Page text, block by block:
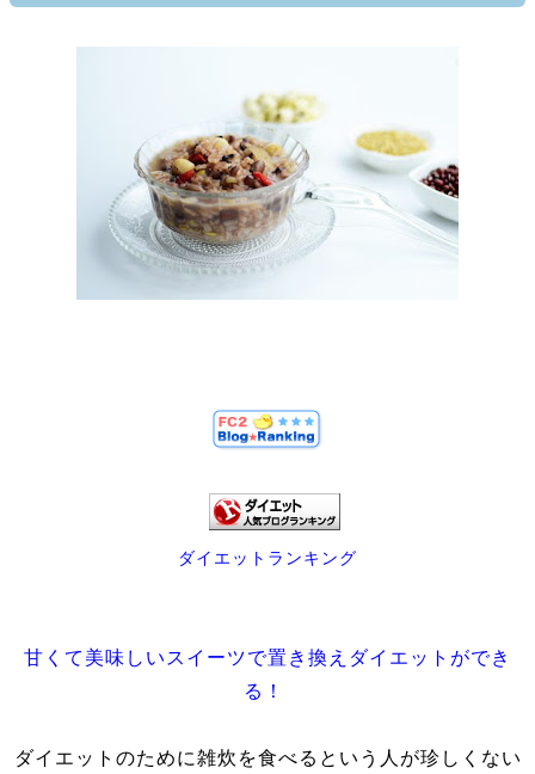
ダイエットランキング
甘くて美味しいスイーツで置き換えダイエットができ
る！
ダイエットのために雑炊を食べるという人が珍しくない